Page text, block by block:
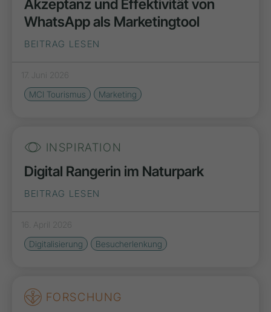
Akzeptanz und Effektivität von
WhatsApp als Marketingtool
BEITRAG LESEN
17. Juni 2026
MCI Tourismus
Marketing
INSPIRATION
Digital Rangerin im Naturpark
BEITRAG LESEN
16. April 2026
Digitalisierung
Besucherlenkung
FORSCHUNG